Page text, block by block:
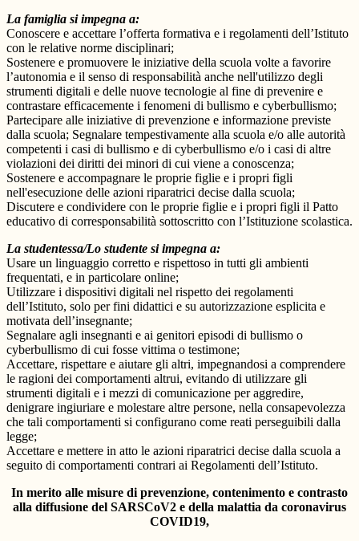
La famiglia si impegna a:
Conoscere e accettare l’offerta formativa e i regolamenti dell’Istituto
con le relative norme disciplinari;
Sostenere e promuovere le iniziative della scuola volte a favorire
l’autonomia e il senso di responsabilità anche nell'utilizzo degli
strumenti digitali e delle nuove tecnologie al fine di prevenire e
contrastare efficacemente i fenomeni di bullismo e cyberbullismo;
Partecipare alle iniziative di prevenzione e informazione previste
dalla scuola; Segnalare tempestivamente alla scuola e/o alle autorità
competenti i casi di bullismo e di cyberbullismo e/o i casi di altre
violazioni dei diritti dei minori di cui viene a conoscenza;
Sostenere e accompagnare le proprie figlie e i propri figli
nell'esecuzione delle azioni riparatrici decise dalla scuola;
Discutere e condividere con le proprie figlie e i propri figli il Patto
educativo di corresponsabilità sottoscritto con l’Istituzione scolastica.
La studentessa/Lo studente si impegna a:
Usare un linguaggio corretto e rispettoso in tutti gli ambienti
frequentati, e in particolare online;
Utilizzare i dispositivi digitali nel rispetto dei regolamenti
dell’Istituto, solo per fini didattici e su autorizzazione esplicita e
motivata dell’insegnante;
Segnalare agli insegnanti e ai genitori episodi di bullismo o
cyberbullismo di cui fosse vittima o testimone;
Accettare, rispettare e aiutare gli altri, impegnandosi a comprendere
le ragioni dei comportamenti altrui, evitando di utilizzare gli
strumenti digitali e i mezzi di comunicazione per aggredire,
denigrare ingiuriare e molestare altre persone, nella consapevolezza
che tali comportamenti si configurano come reati perseguibili dalla
legge;
Accettare e mettere in atto le azioni riparatrici decise dalla scuola a
seguito di comportamenti contrari ai Regolamenti dell’Istituto.
In merito alle misure di prevenzione, contenimento e contrasto
alla diffusione del SARSCoV2 e della malattia da coronavirus
COVID19,